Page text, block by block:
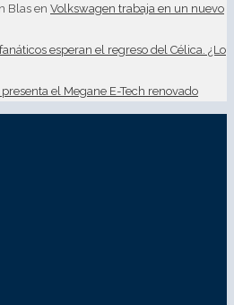
Blas en Volkswagen trabaja en un nuevo
esperan el regreso del Célica. ¿Lo
el Megane E-Tech renovado